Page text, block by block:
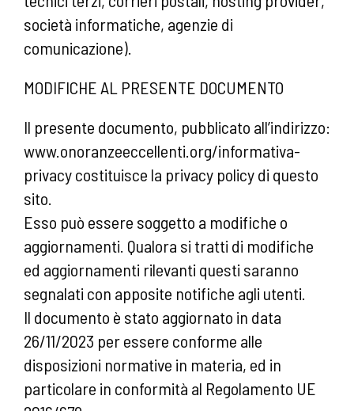
società informatiche, agenzie di
comunicazione).
MODIFICHE AL PRESENTE DOCUMENTO
Il presente documento, pubblicato all’indirizzo:
www.onoranzeeccellenti.org/informativa-
privacy costituisce la privacy policy di questo
sito.
Esso può essere soggetto a modifiche o
aggiornamenti. Qualora si tratti di modifiche
ed aggiornamenti rilevanti questi saranno
segnalati con apposite notifiche agli utenti.
Il documento è stato aggiornato in data
26/11/2023 per essere conforme alle
disposizioni normative in materia, ed in
particolare in conformità al Regolamento UE